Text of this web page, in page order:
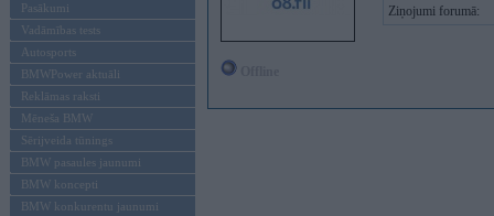
Pasākumi
Vadāmības tests
Autosports
BMWPower aktuāli
Reklāmas raksti
Mēneša BMW
Sērijveida tūnings
BMW pasaules jaunumi
BMW koncepti
BMW konkurentu jaunumi
Ziņojumi forumā: